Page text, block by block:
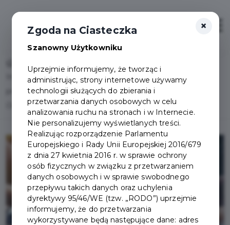
Informacja o przebiegu i wynikach konsultacji projektu
programu współpracy Gminy Miejskiej Pruszcz Gdański z
Organizacjami Pozarządowymi na rok 2026
×
Zgoda na Ciasteczka
Szanowny Użytkowniku
Uprzejmie informujemy, że tworząc i
administrując, strony internetowe używamy
technologii służących do zbierania i
przetwarzania danych osobowych w celu
analizowania ruchu na stronach i w Internecie.
Nie personalizujemy wyświetlanych treści.
Realizując rozporządzenie Parlamentu
Europejskiego i Rady Unii Europejskiej 2016/679
z dnia 27 kwietnia 2016 r. w sprawie ochrony
osób fizycznych w związku z przetwarzaniem
danych osobowych i w sprawie swobodnego
przepływu takich danych oraz uchylenia
dyrektywy 95/46/WE (tzw. „RODO”) uprzejmie
informujemy, że do przetwarzania
wykorzystywane będą następujące dane: adres